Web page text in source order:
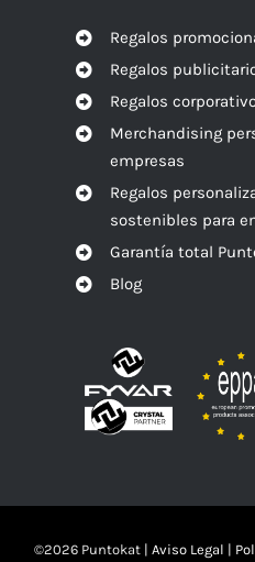
Regalos
Regalos
Regalos
Merchandising
empresas
Regalos
sostenibles para
Garantía total
Blog
©2026 Puntokat | Aviso Legal |